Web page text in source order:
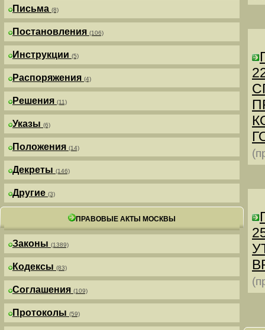
Письма (8)
Постановления (106)
Инструкции (5)
Распоряжения (4)
Решения (11)
Указы (6)
Положения (14)
Декреты (146)
Другие (3)
ПРАВОВЫЕ АКТЫ МОСКВЫ
Законы (1389)
Кодексы (83)
Соглашения (109)
Протоколы (59)